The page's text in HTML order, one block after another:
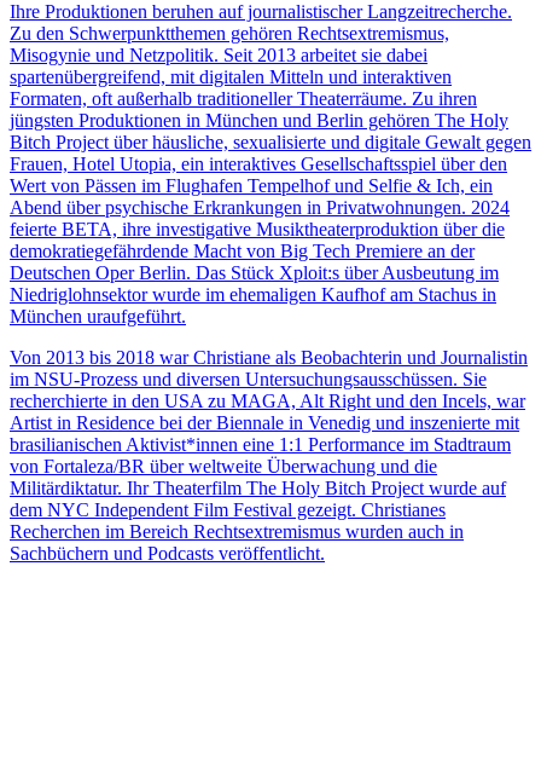
Ihre Produktionen beruhen auf journalistischer Langzeitrecherche.
Zu den Schwerpunktthemen gehören Rechtsextremismus,
Misogynie und Netzpolitik. Seit 2013 arbeitet sie dabei
spartenübergreifend, mit digitalen Mitteln und interaktiven
Formaten, oft außerhalb traditioneller Theaterräume. Zu ihren
jüngsten Produktionen in München und Berlin gehören The Holy
Bitch Project über häusliche, sexualisierte und digitale Gewalt gegen
Frauen, Hotel Utopia, ein interaktives Gesellschaftsspiel über den
Wert von Pässen im Flughafen Tempelhof und Selfie & Ich, ein
Abend über psychische Erkrankungen in Privatwohnungen. 2024
feierte BETA, ihre investigative Musiktheaterproduktion über die
demokratiegefährdende Macht von Big Tech Premiere an der
Deutschen Oper Berlin. Das Stück Xploit:s über Ausbeutung im
Niedriglohnsektor wurde im ehemaligen Kaufhof am Stachus in
München uraufgeführt.
Von 2013 bis 2018 war Christiane als Beobachterin und Journalistin
im NSU-Prozess und diversen Untersuchungsausschüssen. Sie
recherchierte in den USA zu MAGA, Alt Right und den Incels, war
Artist in Residence bei der Biennale in Venedig und inszenierte mit
brasilianischen Aktivist*innen eine 1:1 Performance im Stadtraum
von Fortaleza/BR über weltweite Überwachung und die
Militärdiktatur. Ihr Theaterfilm The Holy Bitch Project wurde auf
dem NYC Independent Film Festival gezeigt. Christianes
Recherchen im Bereich Rechtsextremismus wurden auch in
Sachbüchern und Podcasts veröffentlicht.